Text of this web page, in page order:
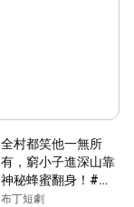
全村都笑他一無所
有，窮小子進深山靠
神秘蜂蜜翻身！#被
踢出局後我成了山野
布丁短劇